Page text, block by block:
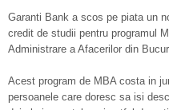
Garanti Bank a scos pe piata un
credit de studii pentru programul
Administrare a Afacerilor din
Acest program de MBA costa in
persoanele care doresc sa isi